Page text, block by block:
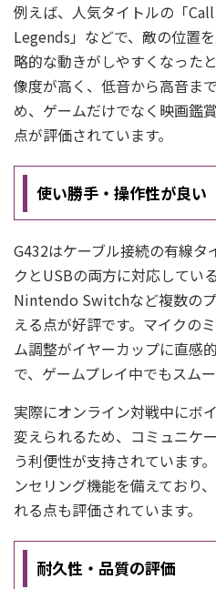
例えば、人気タイトルの「
Legends」などで、敵の位置
略的な動きがしやすくなった
像度が高く、低音から高音ま
め、ゲームだけでなく映画鑑
点が評価されています。
使い勝手・操作性が良い
G432はケーブル接続の有線
クとUSBの両方に対応してい
Nintendo Switchなど複数の
える点が好評です。マイクの
ム調整がイヤーカップに直感
で、ゲームプレイ中でもスム
実際にオンライン対戦中にボ
変えられるため、コミュニケ
う利便性が支持されています
ンセリング機能を備えており
れる点も評価されています。
耐久性・品質の評価